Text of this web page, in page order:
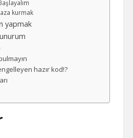
kurmak
yapmak
hazır kod!?